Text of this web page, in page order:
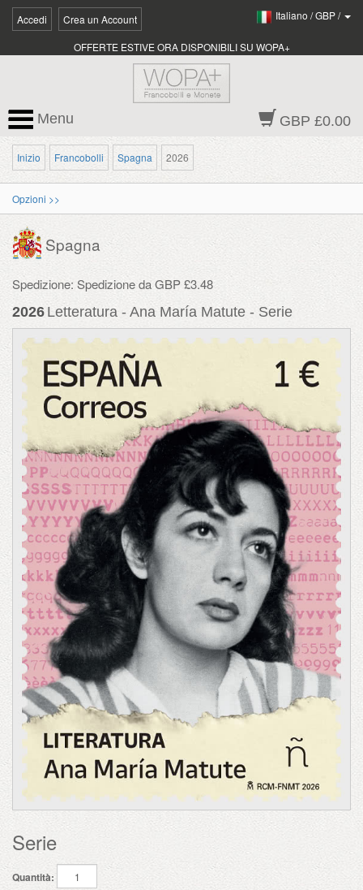
Accedi Crea un Account Italiano /GBP/
OFFERTE ESTIVE ORA DISPONIBILI SU WOPA+
GBP £0.00
Menu
Inizio Francobolli Spagna 2026
Opzioni >>
Spagna
Spedizione: Spedizione da GBP £3.48
2026 Letteratura - Ana María Matute - Serie
Serie
Quantità: